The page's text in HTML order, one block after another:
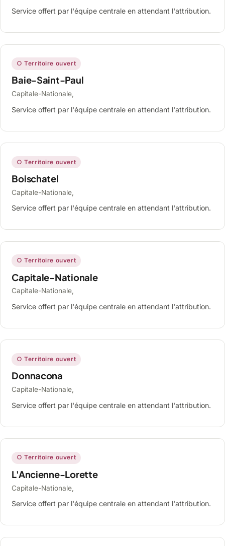
Service offert par l'équipe centrale en attendant l'attribution.
○ Territoire ouvert
Baie-Saint-Paul
Capitale-Nationale,
Service offert par l'équipe centrale en attendant l'attribution.
○ Territoire ouvert
Boischatel
Capitale-Nationale,
Service offert par l'équipe centrale en attendant l'attribution.
○ Territoire ouvert
Capitale-Nationale
Capitale-Nationale,
Service offert par l'équipe centrale en attendant l'attribution.
○ Territoire ouvert
Donnacona
Capitale-Nationale,
Service offert par l'équipe centrale en attendant l'attribution.
○ Territoire ouvert
L'Ancienne-Lorette
Capitale-Nationale,
Service offert par l'équipe centrale en attendant l'attribution.